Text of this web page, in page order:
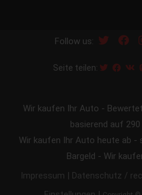
Follow us:
Seite teilen:
Wir kaufen Ihr Auto -
basierend auf 290
Wir kaufen Ihr Auto heute ab
Bargeld - Wir
Impressum | Datenschutz /